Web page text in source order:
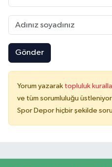
Gönder
Yorum yazarak topluluk
ve tüm sorumluluğu
Spor Depor hiçbir şekilde